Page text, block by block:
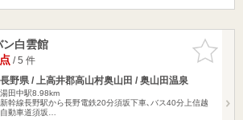
お気に入
りに追加
ン白雲館
/ 5 件
長野県 / 上高井郡高山村奥山田 / 奥山田温泉
湯田中駅8.98km
新幹線長野駅から長野電鉄20分須坂下車､バス40分上信越
自動車道須坂…